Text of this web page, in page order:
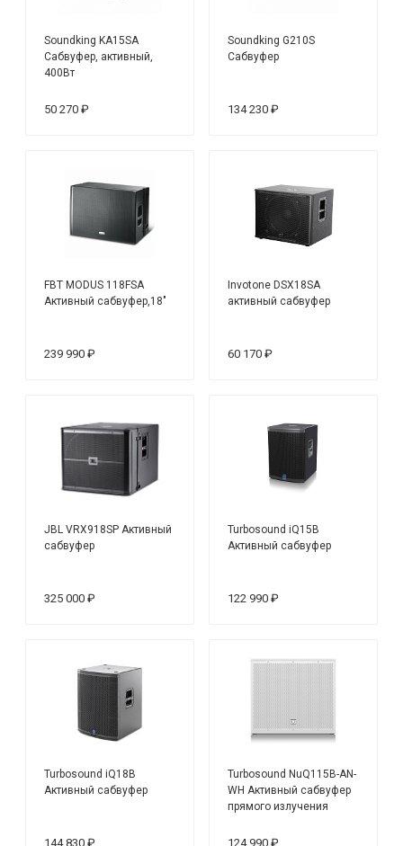
Soundking KA15SA
Сабвуфер, активный,
400Вт
50 270 ₽
Soundking G210S
Сабвуфер
134 230 ₽
FBT MODUS 118FSA
Активный сабвуфер,18"
239 990 ₽
Invotone DSX18SA
активный сабвуфер
60 170 ₽
JBL VRX918SP Активный
сабвуфер
325 000 ₽
Turbosound iQ15B
Активный сабвуфер
122 990 ₽
Turbosound iQ18B
Активный сабвуфер
144 830 ₽
Turbosound NuQ115B-AN-
WH Активный сабвуфер
прямого излучения
124 990 ₽